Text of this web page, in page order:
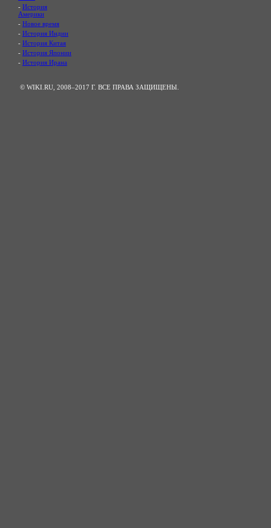
- История
Америки
- Новое время
- История Индии
- История Китая
- История Японии
- История Ирана
© WIKI.RU, 2008–2017 Г. ВСЕ ПРАВА ЗАЩИЩЕНЫ.